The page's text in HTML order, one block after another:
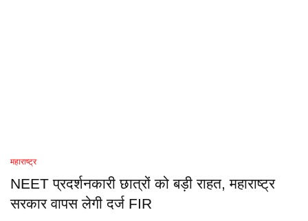
महाराष्ट्र
NEET प्रदर्शनकारी छात्रों को बड़ी राहत, महाराष्ट्र
सरकार वापस लेगी दर्ज FIR